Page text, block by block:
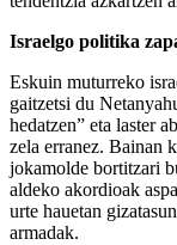
Israelgo politika
Eskuin muturreko
gaitzetsi du
hedatzen” eta laster
zela erranez. Bainan
jokamolde bortitzari
aldeko akordioak
urte hauetan
armadak.